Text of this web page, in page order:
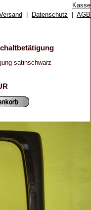
Kasse
Datenschutz AGB
satinschwarz